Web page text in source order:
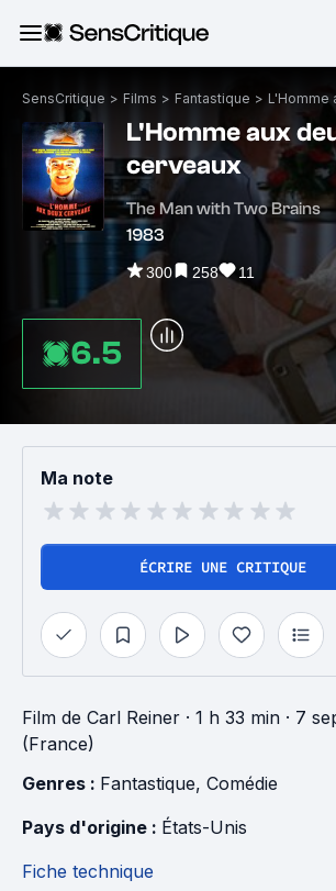
SensCritique > Films > Fantastique > L'Homme
L'Homme aux
cerveaux
The Man with Two Brains
1983
300 258 11
6.5
Ma note
ÉCRIRE UNE CRITIQUE
Film de Carl Reiner · 1 h 33 min · 7
(France)
Genres : Fantastique, Comédie
Pays d'origine : États-Unis
Fiche technique